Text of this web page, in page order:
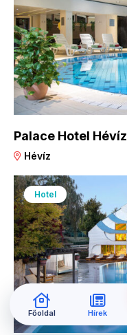
Palace Hotel Hévíz
Hévíz
Hotel
Főoldal Hírek